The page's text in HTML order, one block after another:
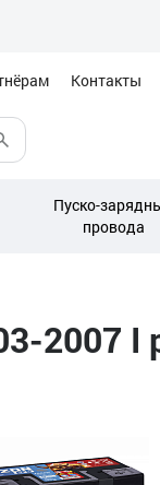
Контакты
Пуско-
провода
2007 I